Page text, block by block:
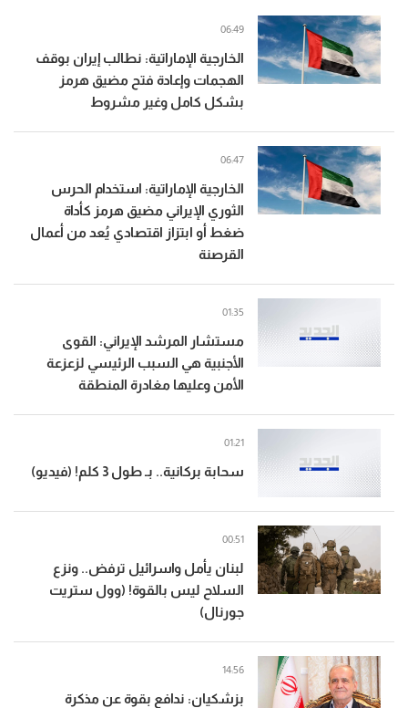
الخارجية الإماراتية: نطالب إيران بوقف
الهجمات وإعادة فتح مضيق هرمز
بشكل كامل وغير مشروط
06:49
الخارجية الإماراتية: استخدام الحرس
الثوري الإيراني مضيق هرمز كأداة
ضغط أو ابتزاز اقتصادي يُعد من أعمال
القرصنة
06:47
مستشار المرشد الإيراني: القوى
الأجنبية هي السبب الرئيسي لزعزعة
الأمن وعليها مغادرة المنطقة
01:35
سحابة بركانية.. بـ طول 3 كلم! (فيديو)
01:21
لبنان يأمل واسرائيل ترفض.. ونزع
السلاح ليس بالقوة! (وول ستريت
جورنال)
00:51
بزشكيان: ندافع بقوة عن مذكرة
14:56